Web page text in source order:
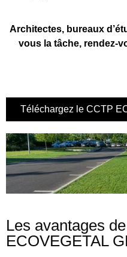
Architectes, bureaux
vous la tâche, rendez-
Téléchargez le CCTP
Les avantages
ECOVEGETAL